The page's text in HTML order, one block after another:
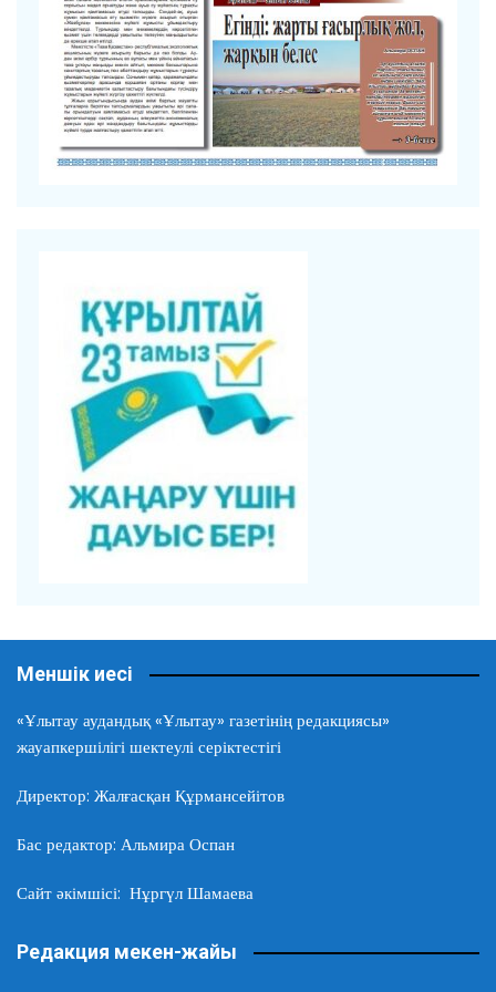
Меншік иесі
«Ұлытау аудандық «Ұлытау» газетінің редакциясы»
жауапкершілігі шектеулі серіктестігі
Директор: Жалғасқан Құрмансейітов
Бас редактор: Альмира Оспан
Сайт әкімшісі: Нұргүл Шамаева
Редакция мекен-жайы